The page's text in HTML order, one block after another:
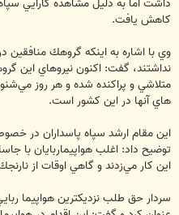
كاهش يافت.
وي با اشاره به اينكه گروهك
نداشتند، گفت: اكنون نيروهاي اين
متلاشي و پراكنده شده و هر روز
هاي آنها در اين كشور است.
اين مقام ارشد سپاه پاسداران در
توضيح داد: اغلب هواپيماربايان با
اين كار مي‌زدند و گاهي اوقات از
سردار حق طلب نزديكترين هواپيما